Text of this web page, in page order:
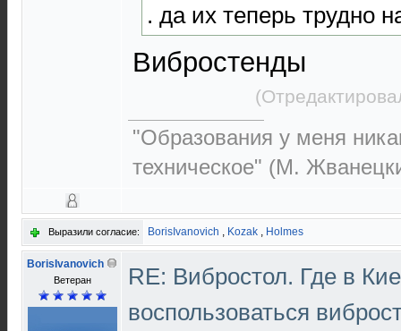
. да их теперь трудно
Вибростенды
"Образования у меня
техническое" (М.
Выразили согласие: BorisIvanovich , Kozak , Holmes
BorisIvanovich
Ветеран
RE: Вибростол. Где в
воспользоваться